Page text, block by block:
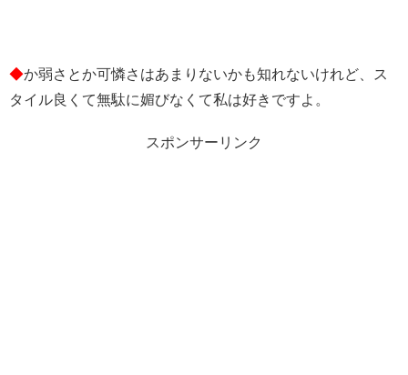
◆か弱さとか可憐さはあまりないかも知れないけれど、ス
タイル良くて無駄に媚びなくて私は好きですよ。
スポンサーリンク